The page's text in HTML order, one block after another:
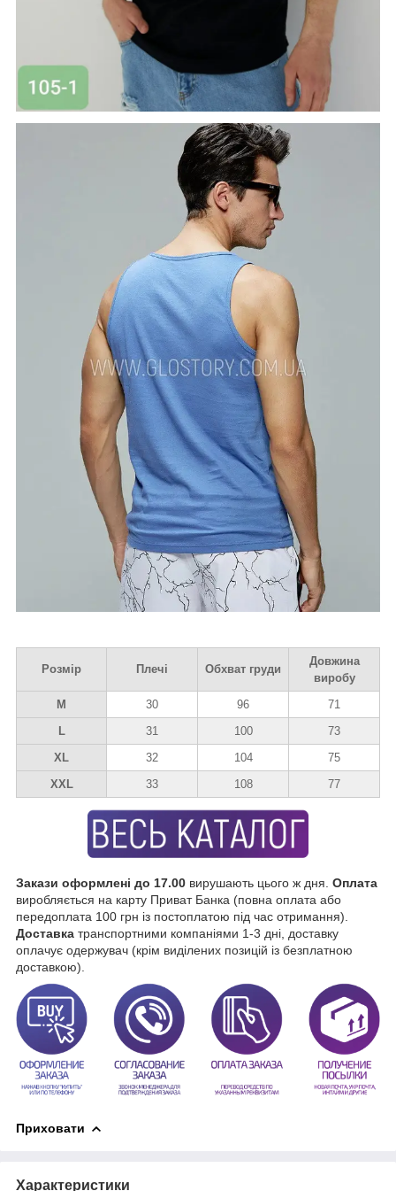
Розмір Плечі Обхват груди
Довжина
виробу
M
30 96
71
L
31 100
73
XL
32 104
75
XXL
33 108 77
Закази оформлені до 17.00 вирушають цього ж дня. Оплата
виробляється на карту Приват Банка (повна оплата або
передоплата 100 грн із постоплатою під час отримання).
Доставка транспортними компаніями 1-3 дні, доставку
оплачує одержувач (крім виділених позицій із безплатною
доставкою).
Приховати
Характеристики